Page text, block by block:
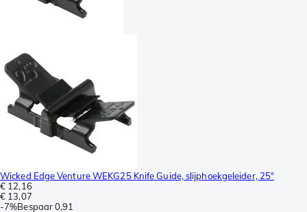
Wicked Edge Venture WEKG25 Knife Guide, slijphoekgeleider, 25°
€ 12,16
€ 13,07
-7%Bespaar0,91